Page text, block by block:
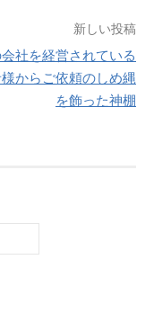
新しい投稿
社を経営されている
からご依頼のしめ縄
を飾った神棚